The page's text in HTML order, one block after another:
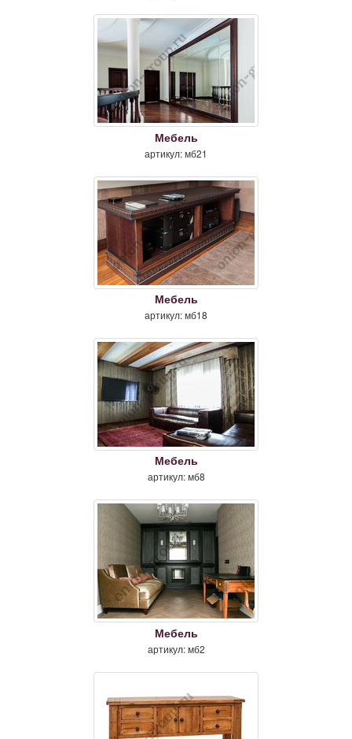
Мебель
артикул: мб21
Мебель
артикул: мб18
Мебель
артикул: мб8
Мебель
артикул: мб2